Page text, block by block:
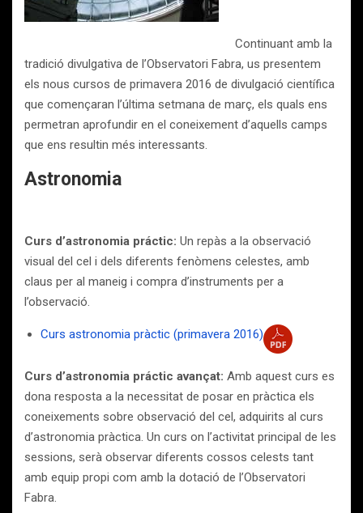
Continuant amb la
tradició divulgativa de l’Observatori Fabra, us presentem
els nous cursos de primavera 2016 de divulgació científica
que començaran l’última setmana de març, els quals ens
permetran aprofundir en el coneixement d’aquells camps
que ens resultin més interessants.
Astronomia
Curs d’astronomia práctic: Un repàs a la observació
visual del cel i dels diferents fenòmens celestes, amb
claus per al maneig i compra d’instruments per a
l’observació.
Curs astronomia pràctic (primavera 2016)
Curs d’astronomia práctic avançat: Amb aquest curs es
dona resposta a la necessitat de posar en pràctica els
coneixements sobre observació del cel, adquirits al curs
d’astronomia pràctica. Un curs on l’activitat principal de les
sessions, serà observar diferents cossos celests tant
amb equip propi com amb la dotació de l’Observatori
Fabra.